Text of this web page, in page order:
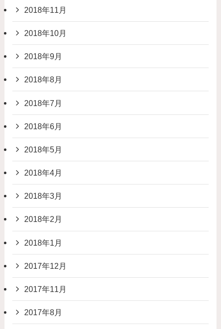
2018年11月
2018年10月
2018年9月
2018年8月
2018年7月
2018年6月
2018年5月
2018年4月
2018年3月
2018年2月
2018年1月
2017年12月
2017年11月
2017年8月